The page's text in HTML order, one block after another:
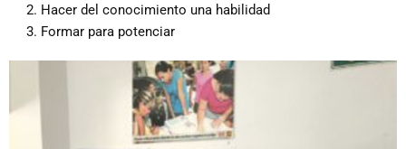
Hacer del conocimiento una habilidad
Formar para potenciar